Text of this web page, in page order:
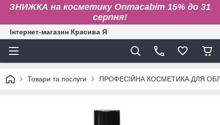
ЗНИЖКА на косметику Onmacabim 15% до 31
серпня!
Інтернет-магазин Красива Я
Товари та послуги ПРОФЕСІЙНА КОСМЕТИКА ДЛЯ